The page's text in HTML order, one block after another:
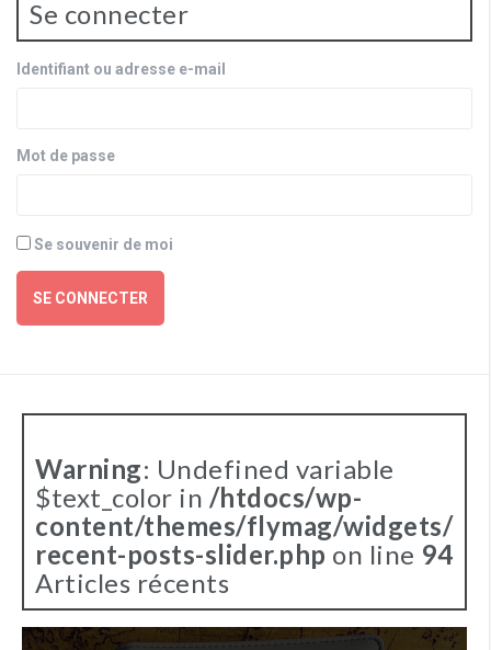
Se connecter
Identifiant ou adresse e-mail
Mot de passe
Se souvenir de moi
SE CONNECTER
Warning: Undefined variable
$text_color in /htdocs/wp-
content/themes/flymag/widgets/
recent-posts-slider.php on line 94
Articles récents